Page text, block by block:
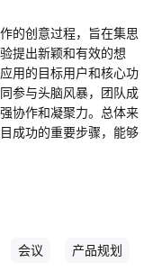
的创意过程，旨在集思
提出新颖和有效的想
用的目标用户和核心功
参与头脑风暴，团队成
协作和凝聚力。总体来
成功的重要步骤，能够
会议 产品规划